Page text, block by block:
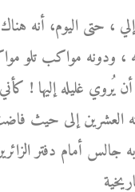
، حتى اليوم، أنه
، ودونه مواكب تلو
يُروي غليله إليها !
العشرين إلى حيث
جالس أمام دفتر